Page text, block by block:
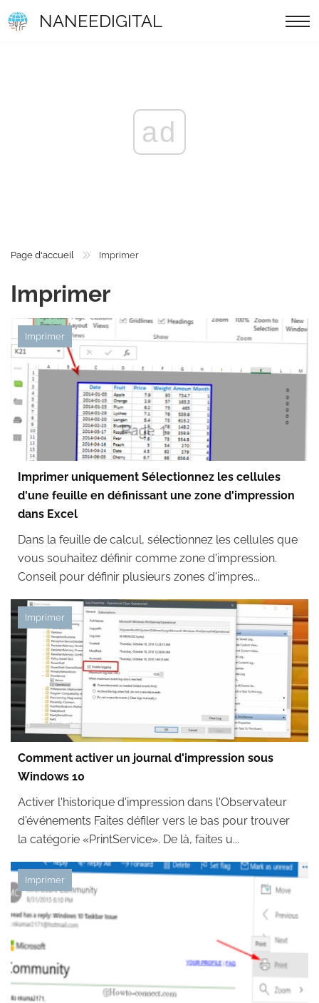
NANEEDIGITAL
ad
Page d'accueil Imprimer
Imprimer
Imprimer
Imprimer uniquement Sélectionnez les cellules
d'une feuille en définissant une zone d'impression
dans Excel
Dans la feuille de calcul, sélectionnez les cellules que
vous souhaitez définir comme zone d'impression.
Conseil pour définir plusieurs zones d'impres...
Imprimer
Comment activer un journal d'impression sous
Windows 10
Activer l'historique d'impression dans l'Observateur
d'événements Faites défiler vers le bas pour trouver
la catégorie «PrintService». De là, faites u...
Imprimer